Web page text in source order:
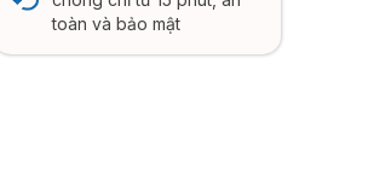
toàn và bảo mật